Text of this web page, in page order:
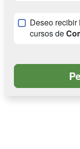
Deseo recibir
cursos de